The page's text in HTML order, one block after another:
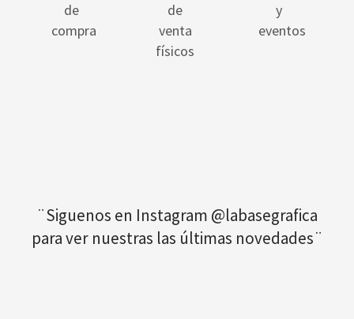
de
compra
de
venta
físicos
y
eventos
¨Siguenos en Instagram @labasegrafica
para ver nuestras las últimas novedades¨